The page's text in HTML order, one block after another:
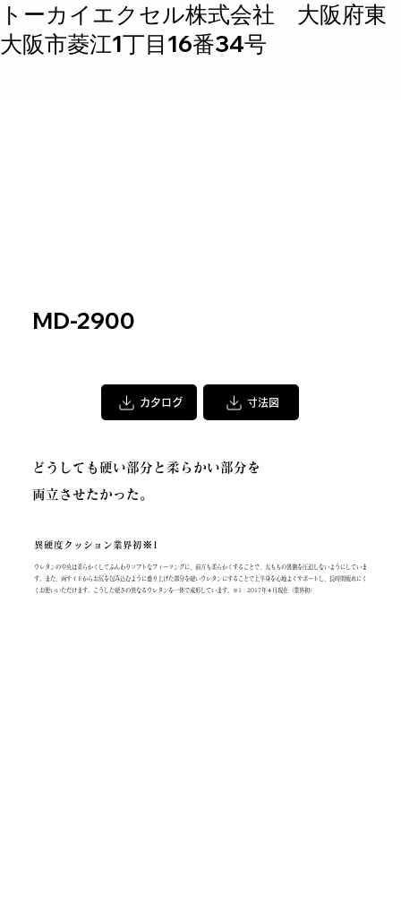
トーカイエクセル株式会社 大阪府東
大阪市菱江1丁目16番34号
MD-2900
カタログ 寸法図
どうしても硬い部分と柔らかい部分を
両立させたかった。
ウレタンの中央は柔らかくしてふんわりソフトなフィーリングに、前方も柔らかくすることで、太ももの裏側を圧迫しないようにしていま
す。また、両サイドからお尻を包み込むように盛り上げた部分を硬いウレタンにすることで上半身を心地よくサポートし、長時間疲れにく
くお使いいただけます。こうした硬さの異なるウレタンを一体で成形しています。※1 : 2017年４月現在（業界初）
異硬度クッション業界初※1